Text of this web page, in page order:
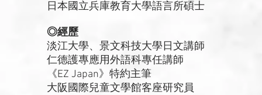
日本國立兵庫教育大學語言所碩士
◎經歷
淡江大學、景文科技大學日文講師
仁德護專應用外語科專任講師
《EZ Japan》特約主筆
大阪國際兒童文學館客座研究員